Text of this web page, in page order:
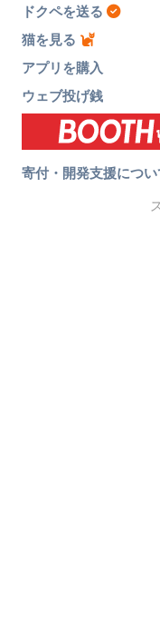
ドクペを送る
猫を見る
アプリを購入
ウェブ投げ銭
寄付・開発支援につい